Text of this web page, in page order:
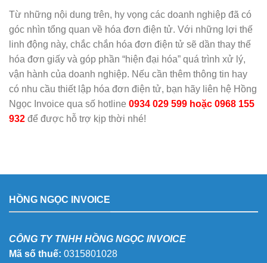
Từ những nội dung trên, hy vọng các doanh nghiệp đã có
góc nhìn tổng quan về hóa đơn điện tử. Với những lợi thế
linh động này, chắc chắn hóa đơn điện tử sẽ dần thay thế
hóa đơn giấy và góp phần “hiện đại hóa” quá trình xử lý,
vận hành của doanh nghiệp. Nếu cần thêm thông tin hay
có nhu cầu thiết lập hóa đơn điện tử, bạn hãy liên hệ Hồng
Ngọc Invoice qua số hotline 0934 029 599 hoặc 0968 155
932 để được hỗ trợ kịp thời nhé!
HỒNG NGỌC INVOICE
CÔNG TY TNHH HỒNG NGỌC INVOICE
Mã số thuế: 0315801028